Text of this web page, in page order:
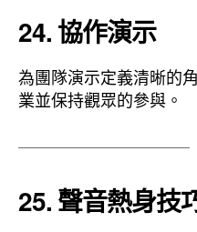
24. 協作演示
為團隊演示定義清晰的
業並保持觀眾的參與。
25. 聲音熱身技